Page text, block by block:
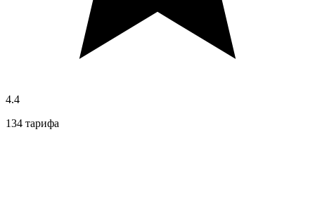
4.4
134 тарифа